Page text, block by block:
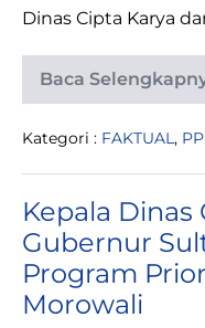
Dinas Cipta Karya
Baca
Dinas
Kejati
Tengah
Kick
Off
Meeting
Serta
Pakta
Kategori : FAKTUAL ,
Kepala Dinas
Gubernur
Program
Morowali